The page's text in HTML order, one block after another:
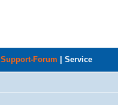
Support-Forum Service